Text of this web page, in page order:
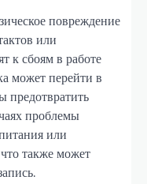
повреждение
или
к сбоям в работе
может перейти в
предотвратить
проблемы
или
также может